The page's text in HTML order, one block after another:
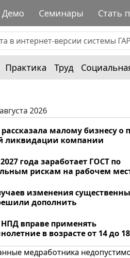
Демо Семинары Стать
Практика Труд
2026
малому бизнесу о
ликвидации компании
года заработает ГОСТ по
рискам на рабочем
изменения
дополнить
вправе применять
в возрасте от 14 до
медработника